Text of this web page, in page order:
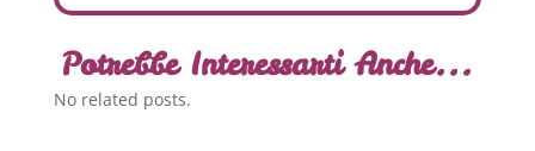
Potrebbe Interessarti Anche...
No related posts.